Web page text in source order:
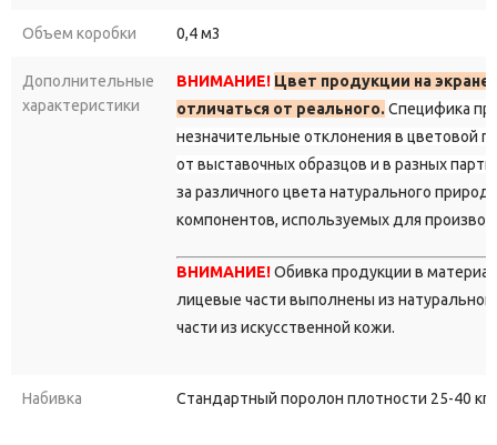
Объем коробки 0,4 м3
Дополнительные
характеристики
ВНИМАНИЕ! Цвет продукции на
отличаться от реального. Специфика
незначительные отклонения в цветовой
от выставочных образцов и в разных
за различного цвета натурального
компонентов, используемых для
ВНИМАНИЕ!Обивка продукции в
лицевые части выполнены из
части из искусственной кожи.
Набивка Стандартный поролон плотности 25-40